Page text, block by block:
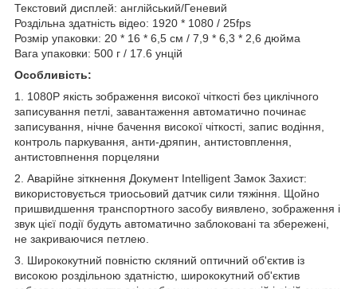
Текстовий дисплей: англійський/Геневий
Роздільна здатність відео: 1920 * 1080 / 25fps
Розмір упаковки: 20 * 16 * 6,5 см / 7,9 * 6,3 * 2,6 дюйма
Вага упаковки: 500 г / 17.6 унцій
Особливість:
1. 1080P якість зображення високої чіткості без циклічного
записування петлі, завантаження автоматично починає
записування, нічне бачення високої чіткості, запис водіння,
контроль паркування, анти-дряпин, антистовплення,
антистовпнення порцеляни
2. Аварійне зіткнення Документ Intelligent Замок Захист:
використовується триосьовий датчик сили тяжіння. Щойно
пришвидшення транспортного засобу виявлено, зображення і
звук цієї події будуть автоматично заблоковані та збережені,
не закриваючися петлею.
3. Ширококутний повністю скляний оптичний об'єктив із
високою роздільною здатністю, ширококутний об'єктив